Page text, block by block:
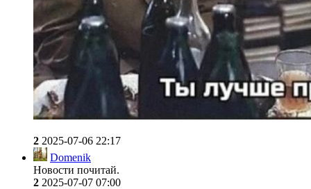
2 2025-07-06 22:17
Domenik
Новости почитай.
2 2025-07-07 07:00